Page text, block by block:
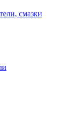
смазки